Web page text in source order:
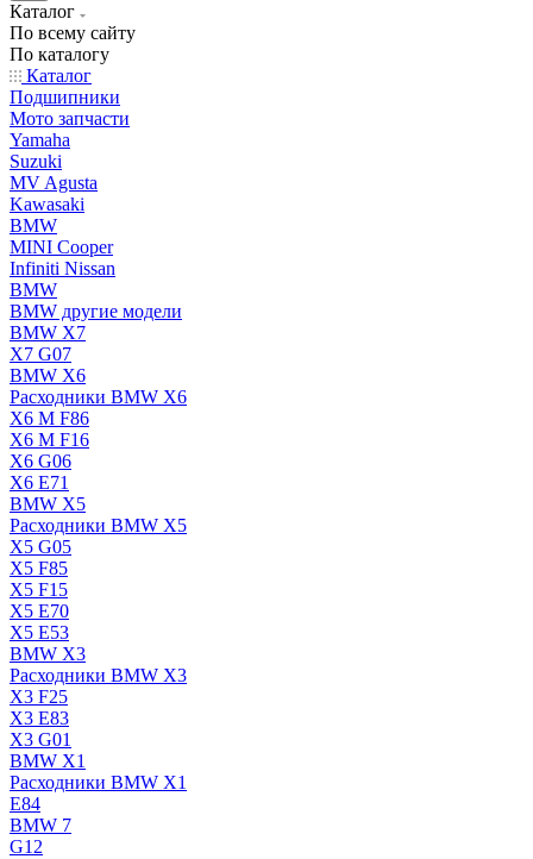
Каталог
По всему сайту
По каталогу
Каталог
Подшипники
Мото запчасти
Yamaha
Suzuki
MV Agusta
Kawasaki
BMW
MINI Cooper
Infiniti Nissan
BMW
BMW другие модели
BMW X7
X7 G07
BMW X6
Расходники BMW X6
X6 M F86
X6 M F16
X6 G06
X6 E71
BMW X5
Расходники BMW X5
X5 G05
X5 F85
X5 F15
X5 E70
X5 E53
BMW X3
Расходники BMW X3
X3 F25
X3 E83
X3 G01
BMW X1
Расходники BMW X1
E84
BMW 7
G12